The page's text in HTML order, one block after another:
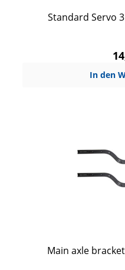
Standard Servo
In den
Main axle